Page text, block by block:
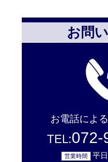
お問
お電話によ
TEL:072-
営業時間 平